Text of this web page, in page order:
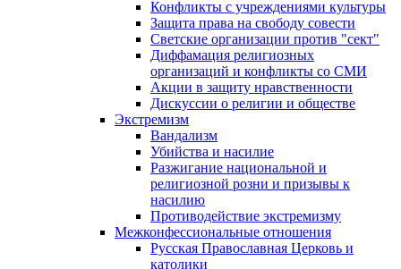
Конфликты с учреждениями культуры
Защита права на свободу совести
Светские организации против "сект"
Диффамация религиозных
организаций и конфликты со СМИ
Акции в защиту нравственности
Дискуссии о религии и обществе
Экстремизм
Вандализм
Убийства и насилие
Разжигание национальной и
религиозной розни и призывы к
насилию
Противодействие экстремизму
Межконфессиональные отношения
Русская Православная Церковь и
католики